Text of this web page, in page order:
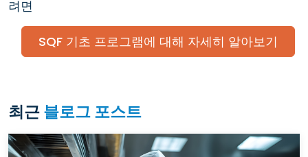
려면
SQF 기초 프로그램에 대해 자세히 알아보기
최근블로그 포스트